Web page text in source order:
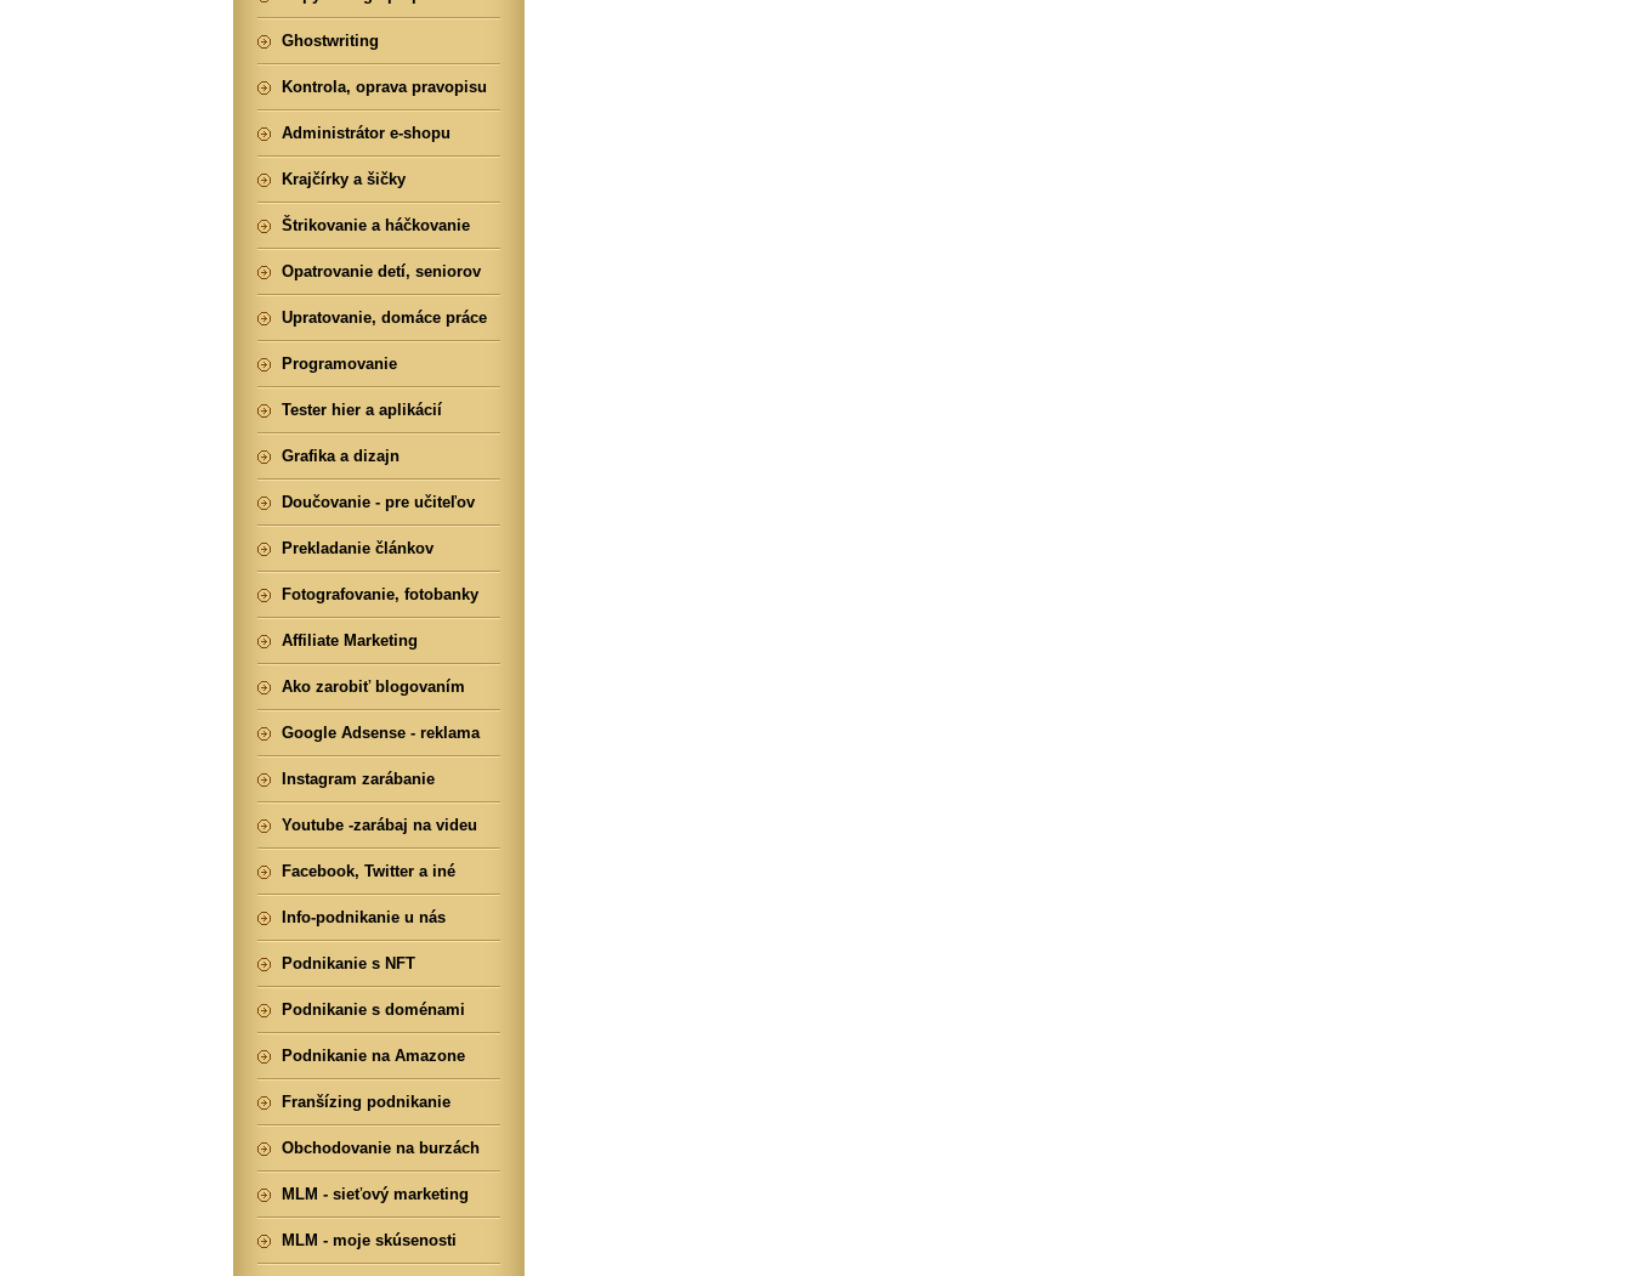
Ghostwriting
Kontrola, oprava pravopisu
Administrátor e-shopu
Krajčírky a šičky
Štrikovanie a háčkovanie
Opatrovanie detí, seniorov
Upratovanie, domáce práce
Programovanie
Tester hier a aplikácií
Grafika a dizajn
Doučovanie - pre učiteľov
Prekladanie článkov
Fotografovanie, fotobanky
Affiliate Marketing
Ako zarobiť blogovaním
Google Adsense - reklama
Instagram zarábanie
Youtube -zarábaj na videu
Facebook, Twitter a iné
Info-podnikanie u nás
Podnikanie s NFT
Podnikanie s doménami
Podnikanie na Amazone
Franšízing podnikanie
Obchodovanie na burzách
MLM - sieťový marketing
MLM - moje skúsenosti